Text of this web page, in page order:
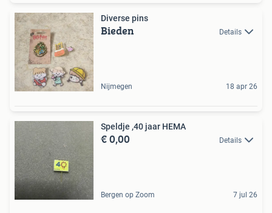
Diverse pins
Bieden Details
Nijmegen 18 apr 26
Speldje ,40 jaar HEMA
€ 0,00 Details
Bergen op Zoom 7 jul 26